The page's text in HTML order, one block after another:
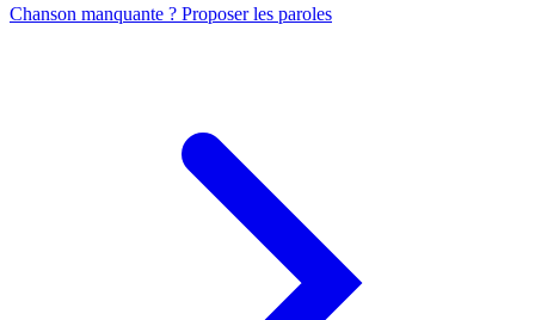
Chanson manquante ? Proposer les paroles